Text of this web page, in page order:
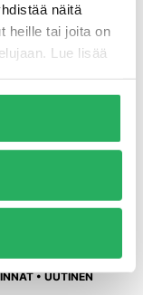
näitä
heille tai joita on
Lue lisää
ja RH-
jotta
•
•UUTINEN